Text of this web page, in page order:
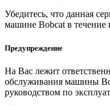
Убедитесь, что данная
машине Bobcat в течение
Предупреждение
На Вас лежит
обслуживания машины
руководством по